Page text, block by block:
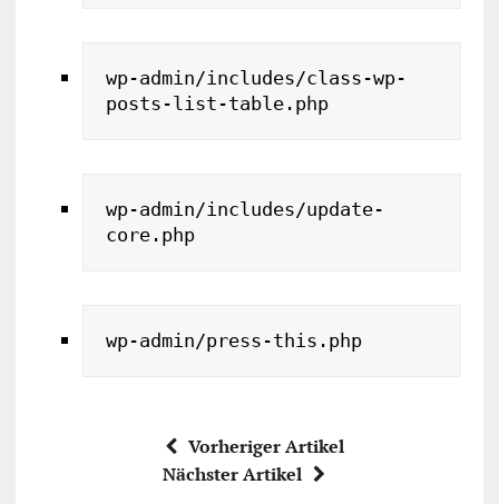
wp-admin/includes/class-wp-
posts-list-table.php
wp-admin/includes/update-
core.php
wp-admin/press-this.php
Vorheriger Artikel
Nächster Artikel